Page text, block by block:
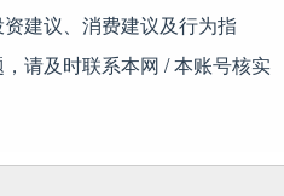
建议、消费建议及行为指
请及时联系本网 / 本账号核实